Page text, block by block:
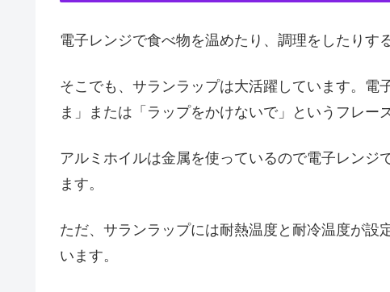
電子レンジで食べ物を温めたり、調理をしたりす
そこでも、サランラップは大活躍しています。電
ま」または「ラップをかけないで」というフレー
アルミホイルは金属を使っているので電子レンジ
ます。
ただ、サランラップには耐熱温度と耐冷温度が設
います。